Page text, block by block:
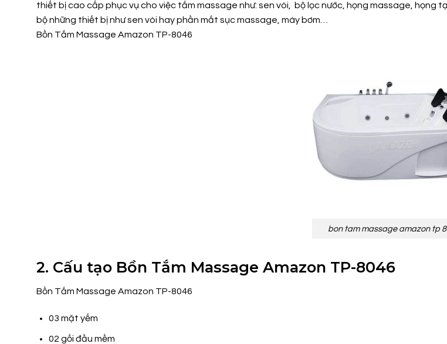
thiết bị cao cấp phục vụ cho việc tắm massage như: sen vòi, bộ lọc nước, họng massage, họng
bộ những thiết bị như sen vòi hay phần mắt sục massage, máy bơm…
Bồn Tắm Massage Amazon TP-8046
bon tam massage amazon tp
2. Cấu tạo Bồn Tắm Massage Amazon TP-8046
Bồn Tắm Massage Amazon TP-8046
03 mặt yếm
02 gối đầu mềm